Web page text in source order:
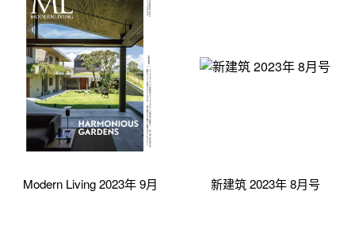
Modern Living 2023年 9月 新建筑 2023年 8月号